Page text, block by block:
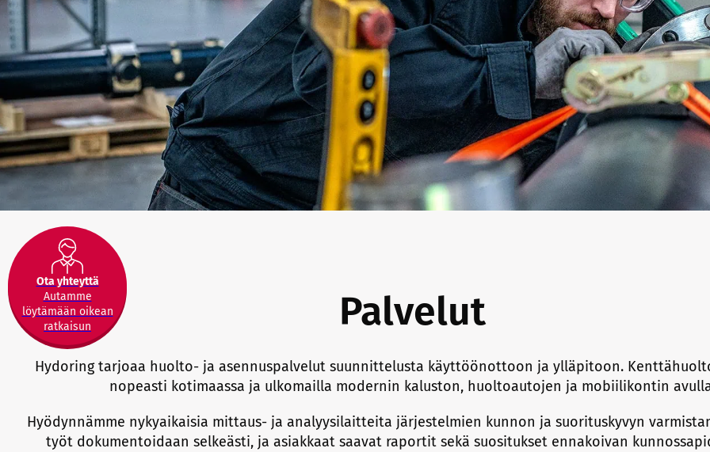
Ota yhteyttä
Autamme
löytämään oikean
ratkaisun
Palvelut
Hydoring tarjoaa huolto- ja asennuspalvelut suunnittelusta käyttöönottoon ja ylläpitoon.
nopeasti kotimaassa ja ulkomailla modernin kaluston, huoltoautojen ja mobiilikontin
Hyödynnämme nykyaikaisia mittaus- ja analyysilaitteita järjestelmien kunnon ja suorituskyvyn
työt dokumentoidaan selkeästi, ja asiakkaat saavat raportit sekä suositukset ennakoivan